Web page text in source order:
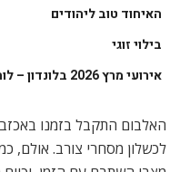
האיחוד טוב ליהודים
בילוי זוגי
אירועי מרץ 2026 בלונדון – לוח אירועים מלא ותאריכים
האלבום התקבל בזמנו
לכשלון מסחרי צורב. אולם,